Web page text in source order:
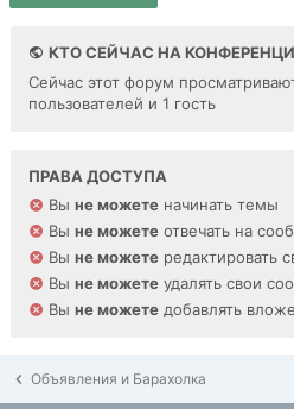
КТО СЕЙЧАС НА
Сейчас этот форум
пользователей и 1 гость
ПРАВА ДОСТУПА
Вы не можете начинать темы
Вы не можете отвечать на
Вы не можете редактировать
Вы не можете удалять свои
Вы не можете добавлять
Объявления и Барахолка